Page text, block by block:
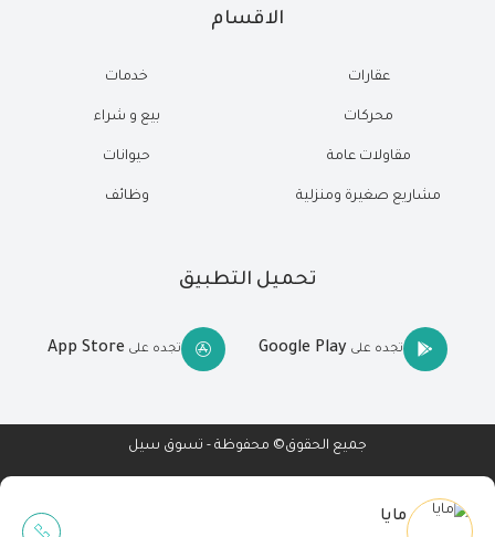
مايا
الاقسام
عقارات
محركات
مقاولات عامة
مشاريع صغيرة ومنزلية
خدمات
بيع و شراء
حيوانات
وظائف
تحميل التطبيق
تجده على Google Play تجده على App Store
جميع الحقوق© محفوظة - تسوق سيل